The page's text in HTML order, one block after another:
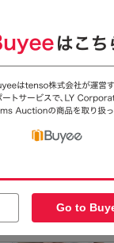
【廃番】SOMS SADDLE
ソメスサドル レザートー
サドル ビジネス カジュ
アル 軽量 1円 無料 本革
大容量
本日終了
極美品 TUMI トゥミ オー
ルレザー ビジネスバッグ
ハンドバッグ バッグ 黒 A
現在 8,239円
Go to